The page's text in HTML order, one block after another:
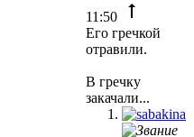
11:50
Его гречкой
отравили.
В гречку
закачали...